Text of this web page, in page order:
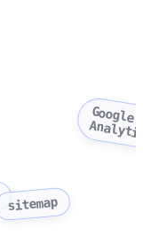
Google
sitemap